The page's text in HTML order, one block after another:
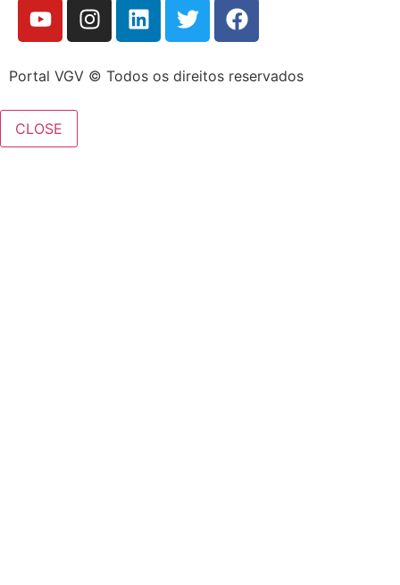
Portal VGV © Todos os direitos reservados
CLOSE